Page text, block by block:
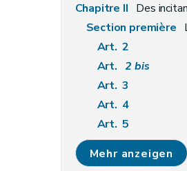
Chapitre II Des
Section première
Art. 2
Art. 2 bis
Art. 3
Art. 4
Art. 5
Art. 6
Art. 7
Mehr anzeigen